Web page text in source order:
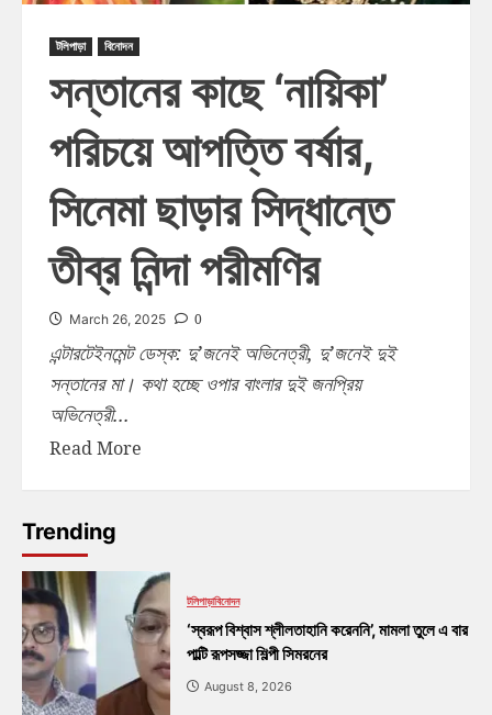
টলিপাড়া বিনোদন
সন্তানের কাছে ‘নায়িকা’
পরিচয়ে আপত্তি বর্ষার,
সিনেমা ছাড়ার সিদ্ধান্তে
তীব্র নিন্দা পরীমণির
March 26, 2025 0
এন্টারটেইনমেন্ট ডেস্ক: দু’জনেই অভিনেত্রী, দু’জনেই দুই
সন্তানের মা। কথা হচ্ছে ওপার বাংলার দুই জনপ্রিয়
অভিনেত্রী...
Read More
Trending
টলিপাড়াবিনোদন
‘স্বরূপ বিশ্বাস শ্লীলতাহানি করেননি’, মামলা তুলে এ বার
পাল্টি রূপসজ্জা শিল্পী সিমরনের
August 8, 2026